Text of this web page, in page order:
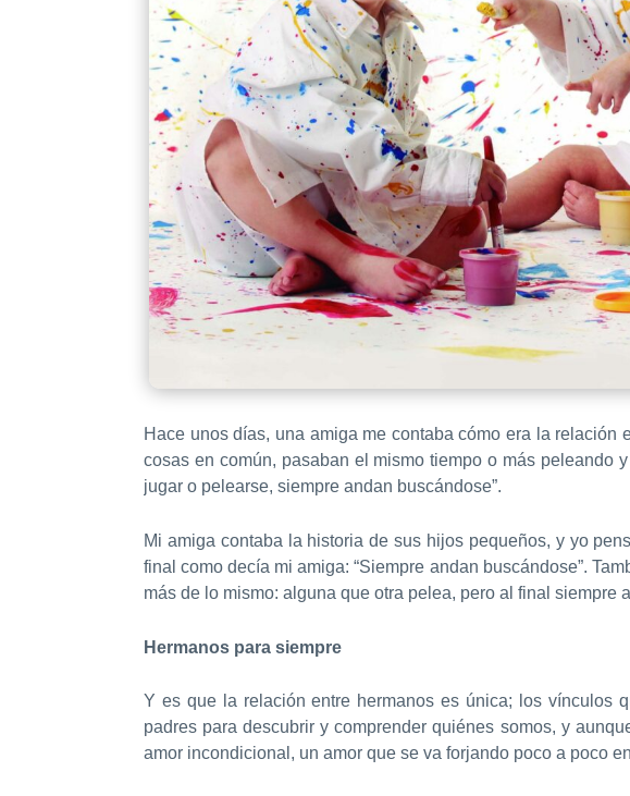
Hace unos días, una amiga me contaba cómo era la
cosas en común, pasaban el mismo tiempo o más peleando
jugar o pelearse, siempre andan buscándose”.
Mi amiga contaba la historia de sus hijos pequeños, y yo
final como decía mi amiga: “Siempre andan buscándose”.
más de lo mismo: alguna que otra pelea, pero al final
Hermanos para siempre
Y es que la relación entre hermanos es única; los vínculos
padres para descubrir y comprender quiénes somos, y
amor incondicional, un amor que se va forjando poco a poco